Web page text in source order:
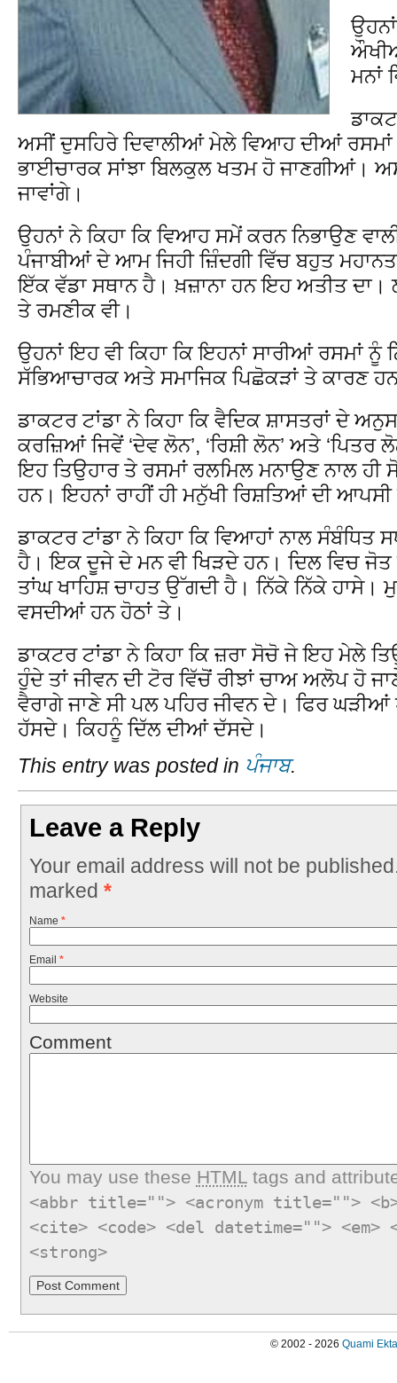
ਮਨਾਂ
ਅਸੀਂ ਦੁਸਹਿਰੇ ਦਿਵਾਲੀਆਂ ਮੇਲੇ ਵਿਆਹ ਦੀਆਂ ਰਸਮਾਂ
ਭਾਈਚਾਰਕ ਸਾਂਝਾ ਬਿਲਕੁਲ ਖਤਮ ਹੋ ਜਾਣਗੀਆਂ।
ਜਾਵਾਂਗੇ।
ਉਹਨਾਂ ਨੇ ਕਿਹਾ ਕਿ ਵਿਆਹ ਸਮੇਂ ਕਰਨ ਨਿਭਾਉਣ
ਪੰਜਾਬੀਆਂ ਦੇ ਆਮ ਜਿਹੀ ਜ਼ਿੰਦਗੀ ਵਿੱਚ ਬਹੁਤ
ਇੱਕ ਵੱਡਾ ਸਥਾਨ ਹੈ। ਖ਼ਜ਼ਾਨਾ ਹਨ ਇਹ ਅਤੀਤ
ਤੇ ਰਮਣੀਕ ਵੀ।
ਉਹਨਾਂ ਇਹ ਵੀ ਕਿਹਾ ਕਿ ਇਹਨਾਂ ਸਾਰੀਆਂ ਰਸਮਾਂ ਨੂੰ
ਸੱਭਿਆਚਾਰਕ ਅਤੇ ਸਮਾਜਿਕ ਪਿਛੋਕੜਾਂ ਤੇ ਕਾਰਣ
ਡਾਕਟਰ ਟਾਂਡਾ ਨੇ ਕਿਹਾ ਕਿ ਵੈਦਿਕ ਸ਼ਾਸਤਰਾਂ ਦੇ
ਕਰਜ਼ਿਆਂ ਜਿਵੇਂ ‘ਦੇਵ ਲੋਨ’, ‘ਰਿਸ਼ੀ ਲੋਨ’ ਅਤੇ ‘ਪਿਤਰ
ਇਹ ਤਿਉਹਾਰ ਤੇ ਰਸਮਾਂ ਰਲਮਿਲ ਮਨਾਉਣ ਨਾਲ
ਹਨ। ਇਹਨਾਂ ਰਾਹੀਂ ਹੀ ਮਨੁੱਖੀ ਰਿਸ਼ਤਿਆਂ ਦੀ ਆਪਸੀ
ਡਾਕਟਰ ਟਾਂਡਾ ਨੇ ਕਿਹਾ ਕਿ ਵਿਆਹਾਂ ਨਾਲ ਸੰਬੰਧਿਤ
ਹੈ। ਇਕ ਦੂਜੇ ਦੇ ਮਨ ਵੀ ਖਿੜਦੇ ਹਨ। ਦਿਲ ਵਿਚ ਜੋਤ
ਤਾਂਘ ਖਾਹਿਸ਼ ਚਾਹਤ ਉੱਗਦੀ ਹੈ। ਨਿੱਕੇ ਨਿੱਕੇ
ਵਸਦੀਆਂ ਹਨ ਹੋਠਾਂ ਤੇ।
ਡਾਕਟਰ ਟਾਂਡਾ ਨੇ ਕਿਹਾ ਕਿ ਜ਼ਰਾ ਸੋਚੋ ਜੇ ਇਹ ਮੇਲੇ
ਹੁੰਦੇ ਤਾਂ ਜੀਵਨ ਦੀ ਟੋਰ ਵਿੱਚੋਂ ਰੀਝਾਂ ਚਾਅ ਅਲੋਪ ਹੋ
ਵੈਰਾਗੇ ਜਾਣੇ ਸੀ ਪਲ ਪਹਿਰ ਜੀਵਨ ਦੇ। ਫਿਰ
ਹੱਸਦੇ। ਕਿਹਨੂੰ ਦਿੱਲ ਦੀਆਂ ਦੱਸਦੇ।
This entry was posted in ਪੰਜਾਬ.
Leave a Reply
Your email address will not be
marked *
Name *
Email *
Website
Comment
You may use these HTMLtags and
<abbr title=""> <acronym title="">
<cite> <code> <del datetime="">
<strong>
© 2002 - 2026 Quami